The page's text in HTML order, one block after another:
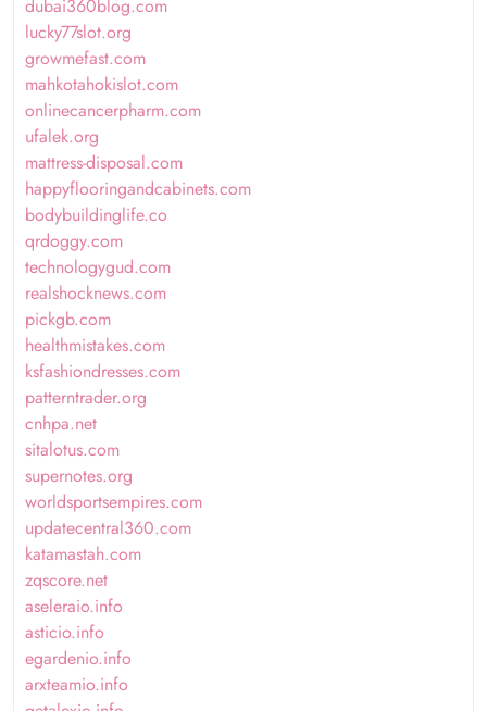
dubai360blog.com
lucky77slot.org
growmefast.com
mahkotahokislot.com
onlinecancerpharm.com
ufalek.org
mattress-disposal.com
happyflooringandcabinets.com
bodybuildinglife.co
qrdoggy.com
technologygud.com
realshocknews.com
pickgb.com
healthmistakes.com
ksfashiondresses.com
patterntrader.org
cnhpa.net
sitalotus.com
supernotes.org
worldsportsempires.com
updatecentral360.com
katamastah.com
zqscore.net
aseleraio.info
asticio.info
egardenio.info
arxteamio.info